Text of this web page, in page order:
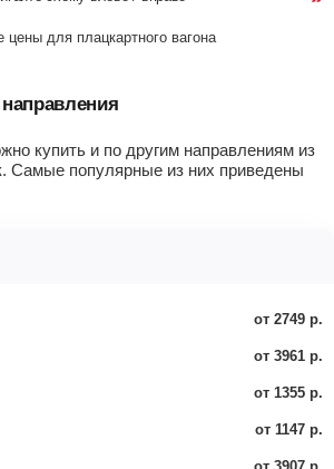
для плацкартного вагона
направления
купить и по другим направлениям из
Самые популярные из них приведены
от 2749 р.
от 3961 р.
от 1355 р.
от 1147 р.
от 3907 р.